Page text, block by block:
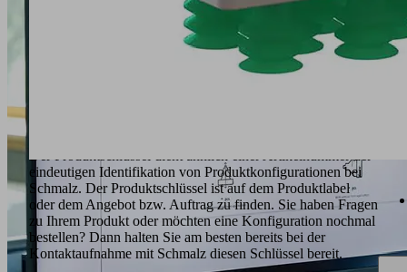
(8) Optionaler Vakuum-Schalter VSI
eindeutigen Identifikation von Produktkonfigurationen bei
Schmalz. Der Produktschlüssel ist auf dem Produktlabel
oder dem Angebot bzw. Auftrag zu finden. Sie haben Fragen
zu Ihrem Produkt oder möchten eine Konfiguration nochmal
bestellen? Dann halten Sie am besten bereits bei der
Kontaktaufnahme mit Schmalz diesen Schlüssel bereit.